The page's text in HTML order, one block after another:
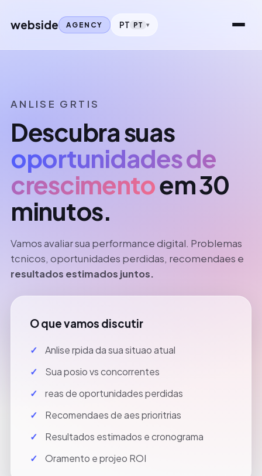
webside AGENCY PT PT
ANLISE GRTIS
Descubra suas
oportunidades de
crescimentoem 30
minutos.
Vamos avaliar sua performance digital. Problemas
tcnicos, oportunidades perdidas, recomendaes e
resultados estimados juntos.
O que vamos discutir
Anlise rpida da sua situao atual
Sua posio vs concorrentes
reas de oportunidades perdidas
Recomendaes de aes prioritrias
Resultados estimados e cronograma
Oramento e projeo ROI